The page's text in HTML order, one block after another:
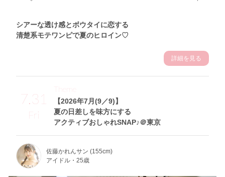
シアーな透け感とボウタイに恋する
清楚系モテワンピで夏のヒロイン♡
詳細を見る
7.31
Fri
【2026年7月(9／9)】
夏の日差しを味方にする
アクティブおしゃれSNAP♪＠東京
Theme
佐藤かれんサン (155cm)
アイドル・25歳